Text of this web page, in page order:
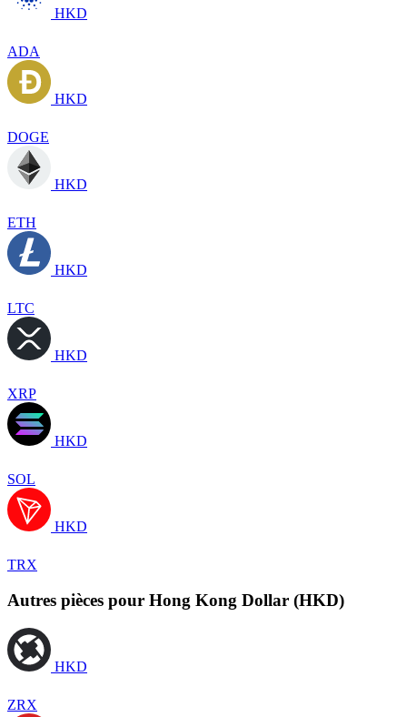
HKD
ADA
HKD
DOGE
HKD
ETH
HKD
LTC
HKD
XRP
HKD
SOL
HKD
TRX
Autres pièces pour Hong Kong Dollar (HKD)
HKD
ZRX